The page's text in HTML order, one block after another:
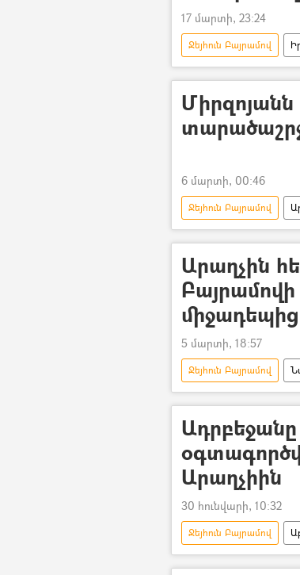
17 մարտի, 23:24
Ջեյհուն Բայրամով
Աբբաս Արաղչի
Միրզոյանն
6 մարտի, 00:46
Ջեյհուն Բայրամով
Հայաստան
Արաղչին
5 մարտի, 18:57
Ջեյհուն Բայրամով
Ադրբեջան
Արաղչիին
30 հունվարի, 10:32
Ջեյհուն Բայրամով
Ադրբեջան